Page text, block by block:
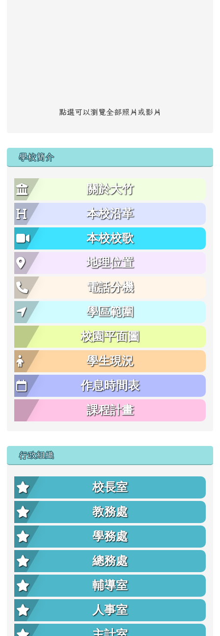
點選可以瀏覽全部照片或影片
學校簡介
關於大竹
本校沿革
本校校歌
地理位置
電話分機
學區範圍
校園平面圖
學生現況
作息時間表
課程計畫
行政組織
校長室
教務處
學務處
總務處
輔導室
人事室